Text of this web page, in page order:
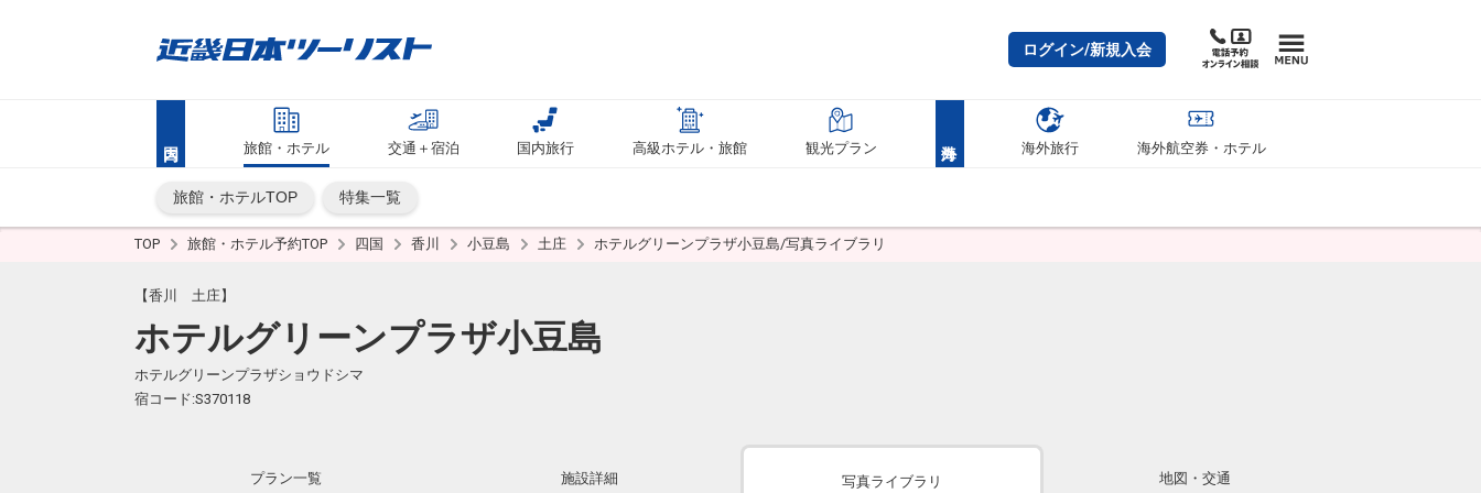
ログイン/新規入会
旅館・ホテル 交通＋宿泊 国内旅行 高級ホテル・旅館 観光プラン 海外旅行 海外航空券・ホテル
旅館・ホテルTOP 特集一覧
TOP 旅館・ホテル予約TOP 四国 香川 小豆島 土庄 ホテルグリーンプラザ小豆島/写真ライブラリ
【香川 土庄】
ホテルグリーンプラザ小豆島
ホテルグリーンプラザショウドシマ
宿コード:S370118
プラン一覧 施設詳細 写真ライブラリ 地図・交通